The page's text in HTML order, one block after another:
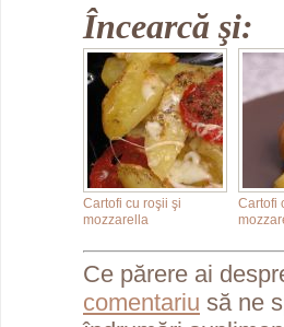
Încearcă şi:
Cartofi cu roşii şi
mozzarella
Cartofi
Ce părere ai
comentariu să ne